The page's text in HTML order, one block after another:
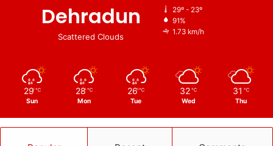
Dehradun
Scattered Clouds
29º - 23º
91%
1.73 km/h
29 ℃
Sun
28 ℃
Mon
26 ℃
Tue
32 ℃
Wed
31 ℃
Thu